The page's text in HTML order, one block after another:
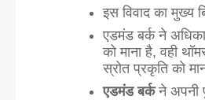
इस विवाद का मुख्य
एडमंड बर्क ने
को माना है, वही
स्रोत प्रकृति को
एडमंड बर्क ने अपनी